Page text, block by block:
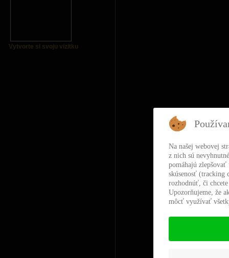
Vytvorte si svoju vizitku
Na našej webovej
z nich sú
pomáhajú
skúsenosť (tracking
rozhodnúť, či
Upozorňujeme, že
môcť využívať